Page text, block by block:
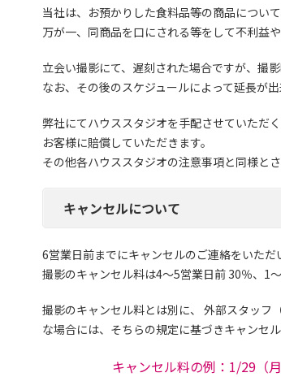
当社は、お預かりした食料品等の商品につい
万が一、同商品を口にされる等をして不利益
立会い撮影にて、遅刻された場合ですが、撮
なお、その後のスケジュールによって延長が
弊社にてハウススタジオを手配させていただ
お客様に賠償していただきます。
その他各ハウススタジオの注意事項と同様とさ
キャンセルについて
6営業日前までにキャンセルのご連絡をいただ
撮影のキャンセル料は4～5営業日前 30％、1
撮影のキャンセル料とは別に、 外部スタッフ
な場合には、そちらの規定に基づきキャンセ
キャンセル料の例： 1/29（